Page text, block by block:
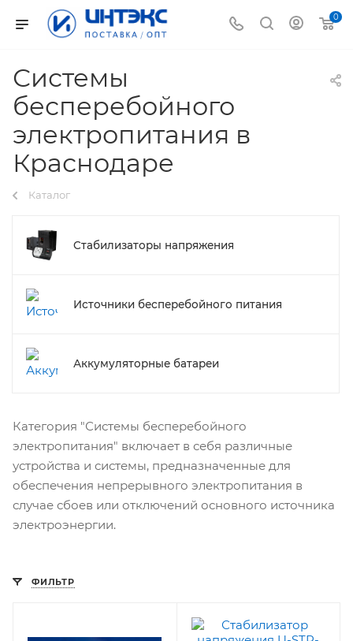
0
Системы
бесперебойного
электропитания в
Краснодаре
Каталог
Стабилизаторы напряжения
Источники бесперебойного питания
Аккумуляторные батареи
Категория "Системы бесперебойного
электропитания" включает в себя различные
устройства и системы, предназначенные для
обеспечения непрерывного электропитания в
случае сбоев или отключений основного источника
электроэнергии.
ФИЛЬТР